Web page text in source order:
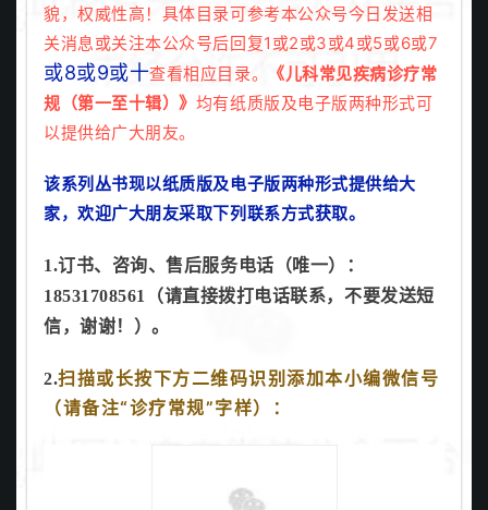
貌，权威性高！具体目录可参考本公众号今日发送相
关消息或关注本公众号后回复1或2或3或4或5或6或7
或8或9或十查看相应目录。
《儿科常见疾病诊疗常
规（第一至十辑）》 均有纸质版及电子版两种形式可
以提供给广大朋友。
该系列丛书现以纸质版及电子版两种形式提供给大
家，欢迎广大朋友采取下列联系方式获取。
1.订书、咨询、售后服务电话（唯一）：
18531708561（请直接拨打电话联系，不要发送短
信，谢谢！）。
2.扫描或长按下方二维码识别添加本小编微信号
（请备注“诊疗常规”字样）：